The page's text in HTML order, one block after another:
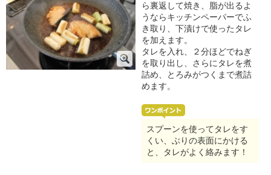
ら裏返して焼き、脂が出るよ
うならキッチンペーパーでふ
き取り、下漬けで使ったタレ
を加えます。
タレを入れ、２分ほどでねぎ
を取り出し、さらにタレを煮
詰め、とろみがつくまで煮詰
めます。
スプーンを使ってタレをす
くい、ぶりの表面にかける
と、タレがよく絡みます！